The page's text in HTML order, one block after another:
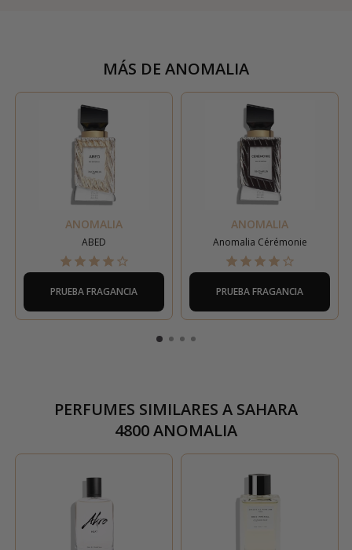
MÁS DE ANOMALIA
ANOMALIA
ABED
PRUEBA FRAGANCIA
ANOMALIA
Anomalia Cérémonie
PRUEBA FRAGANCIA
PERFUMES SIMILARES A SAHARA
4800 ANOMALIA